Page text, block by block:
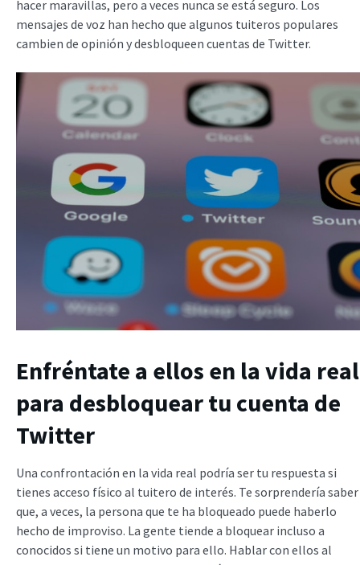
hacer maravillas, pero a veces nunca se está seguro. Los
mensajes de voz han hecho que algunos tuiteros populares
cambien de opinión y desbloqueen cuentas de Twitter.
Enfréntate a ellos en la vida real
para desbloquear tu cuenta de
Twitter
Una confrontación en la vida real podría ser tu respuesta si
tienes acceso físico al tuitero de interés. Te sorprendería saber
que, a veces, la persona que te ha bloqueado puede haberlo
hecho de improviso. La gente tiende a bloquear incluso a
conocidos si tiene un motivo para ello. Hablar con ellos al